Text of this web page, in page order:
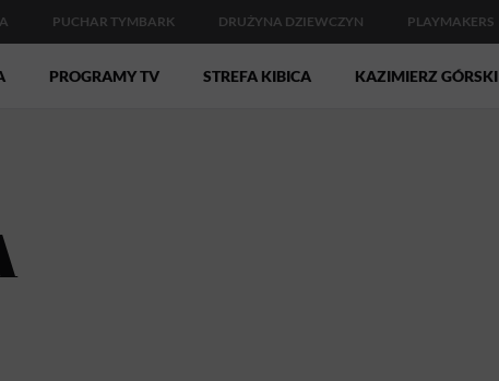
PUCHAR TYMBARK DRUŻYNA DZIEWCZYN PLAYMAKERS
PROGRAMY TV STREFA KIBICA KAZIMIERZ GÓRSKI